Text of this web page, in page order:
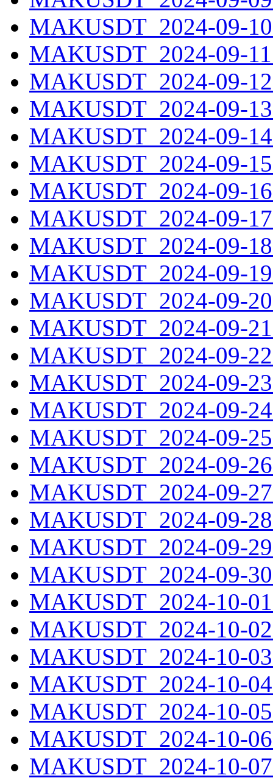
MAKUSDT_2024-09-
MAKUSDT_2024-09-
MAKUSDT_2024-09-
MAKUSDT_2024-09-
MAKUSDT_2024-09-
MAKUSDT_2024-09-
MAKUSDT_2024-09-
MAKUSDT_2024-09-
MAKUSDT_2024-09-
MAKUSDT_2024-09-
MAKUSDT_2024-09-
MAKUSDT_2024-09-
MAKUSDT_2024-09-
MAKUSDT_2024-09-
MAKUSDT_2024-09-
MAKUSDT_2024-09-
MAKUSDT_2024-09-
MAKUSDT_2024-09-
MAKUSDT_2024-09-
MAKUSDT_2024-09-
MAKUSDT_2024-09-
MAKUSDT_2024-10-
MAKUSDT_2024-10-
MAKUSDT_2024-10-
MAKUSDT_2024-10-
MAKUSDT_2024-10-
MAKUSDT_2024-10-
MAKUSDT_2024-10-